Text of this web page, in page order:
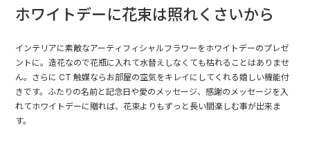
ホワイトデーに花束は照れくさいから
インテリアに素敵なアーティフィシャルフラワーをホワイトデーのプレゼ
ントに。造花なので花瓶に入れて水替えしなくても枯れることはありませ
ん。さらに CT 触媒ならお部屋の空気をキレイにしてくれる嬉しい機能付
きです。ふたりの名前と記念日や愛のメッセージ、感謝のメッセージを入
れてホワイトデーに贈れば、花束よりもずっと長い間楽しむ事が出来ま
す。